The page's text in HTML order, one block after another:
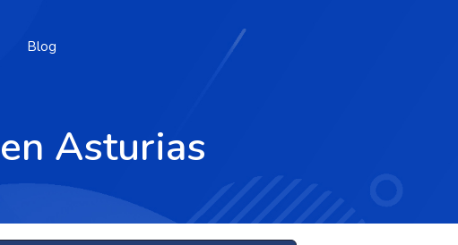
Blog
Asturias